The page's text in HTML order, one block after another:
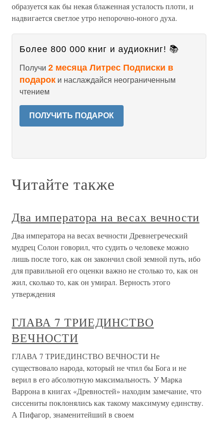
образуется как бы некая блаженная усталость плоти, и
надвигается светлое утро непорочно-юного духа.
Более 800 000 книг и аудиокниг! 📚
Получи 2 месяца Литрес Подписки в
подарок и наслаждайся неограниченным
чтением
ПОЛУЧИТЬ ПОДАРОК
Читайте также
Два императора на весах вечности
Два императора на весах вечности Древнегреческий
мудрец Солон говорил, что судить о человеке можно
лишь после того, как он закончил свой земной путь, ибо
для правильной его оценки важно не столько то, как он
жил, сколько то, как он умирал. Верность этого
утверждения
ГЛАВА 7 ТРИЕДИНСТВО
ВЕЧНОСТИ
ГЛАВА 7 ТРИЕДИНСТВО ВЕЧНОСТИ Не
существовало народа, который не чтил бы Бога и не
верил в его абсолютную максимальность. У Марка
Варрона в книгах «Древностей» находим замечание, что
сиссениты поклонялись как такому максимуму единству.
А Пифагор, знаменитейший в своем